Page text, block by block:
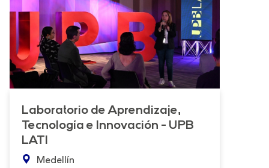
Laboratorio de Aprendizaje,
Tecnología e Innovación - UPB
LATI
Medellín